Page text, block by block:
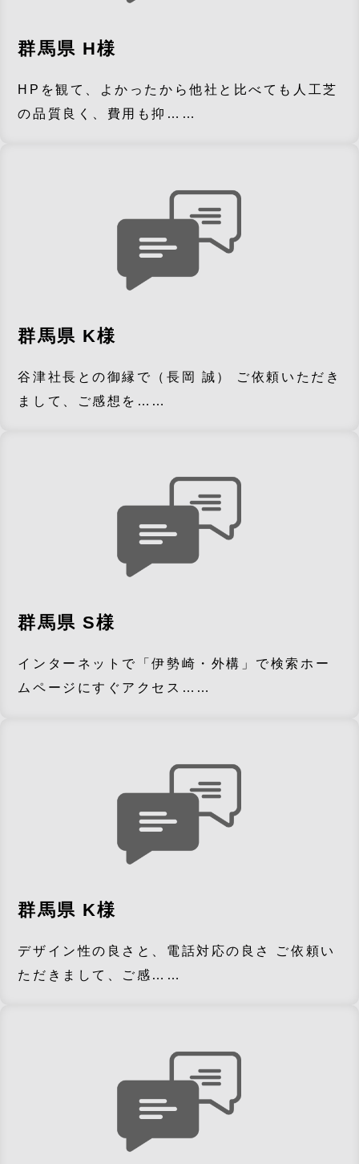
群馬県 H様
HPを観て、よかったから他社と比べても人工芝
の品質良く、費用も抑……
群馬県 K様
谷津社長との御縁で（長岡 誠） ご依頼いただき
まして、ご感想を……
群馬県 S様
インターネットで「伊勢崎・外構」で検索ホー
ムページにすぐアクセス……
群馬県 K様
デザイン性の良さと、電話対応の良さ ご依頼い
ただきまして、ご感……